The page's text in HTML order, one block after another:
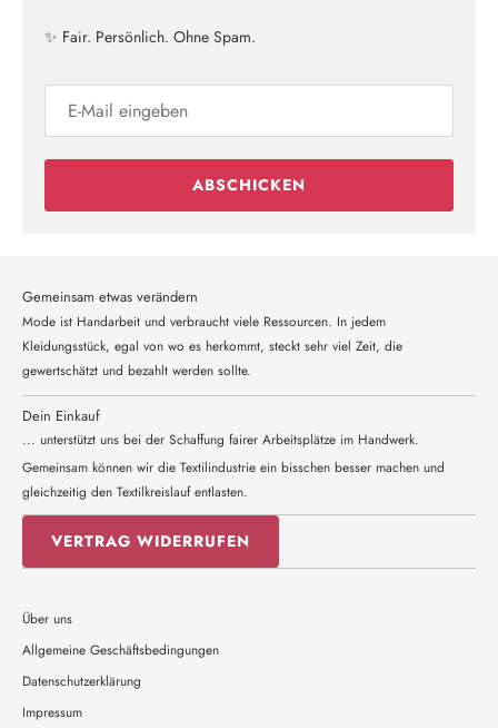
✨ Fair. Persönlich. Ohne Spam.
ABSCHICKEN
Gemeinsam etwas verändern
Mode ist Handarbeit und verbraucht viele Ressourcen. In jedem
Kleidungsstück, egal von wo es herkommt, steckt sehr viel Zeit, die
gewertschätzt und bezahlt werden sollte.
Dein Einkauf
... unterstützt uns bei der Schaffung fairer Arbeitsplätze im Handwerk.
Gemeinsam können wir die Textilindustrie ein bisschen besser machen und
gleichzeitig den Textilkreislauf entlasten.
VERTRAG WIDERRUFEN
Über uns
Allgemeine Geschäftsbedingungen
Datenschutzerklärung
Impressum